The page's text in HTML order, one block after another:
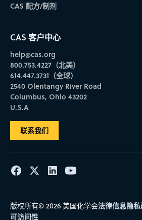
CAS 配方/制剂
CAS 客户中心
help@cas.org
800.753.4227（北美）
614.447.3731（全球）
2540 Olentangy River Road
Columbus, Ohio 43202
U.S.A
联系我们
版权所有© 2026 美国化学会法律信息隐
可访问性